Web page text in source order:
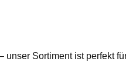
Sortiment ist perfekt